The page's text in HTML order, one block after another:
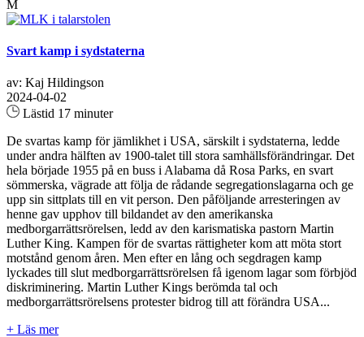
M
Svart kamp i sydstaterna
av: Kaj Hildingson
2024-04-02
Lästid 17 minuter
De svartas kamp för jämlikhet i USA, särskilt i sydstaterna, ledde
under andra hälften av 1900-talet till stora samhällsförändringar. Det
hela började 1955 på en buss i Alabama då Rosa Parks, en svart
sömmerska, vägrade att följa de rådande segregationslagarna och ge
upp sin sittplats till en vit person. Den påföljande arresteringen av
henne gav upphov till bildandet av den amerikanska
medborgarrättsrörelsen, ledd av den karismatiska pastorn Martin
Luther King. Kampen för de svartas rättigheter kom att möta stort
motstånd genom åren. Men efter en lång och segdragen kamp
lyckades till slut medborgarrättsrörelsen få igenom lagar som förbjöd
diskriminering. Martin Luther Kings berömda tal och
medborgarrättsrörelsens protester bidrog till att förändra USA...
+ Läs mer